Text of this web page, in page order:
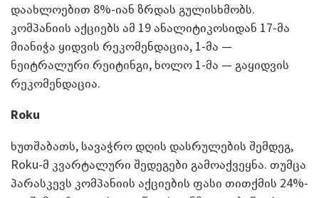
დაახლოებით 8%-იან ზრდას გულისხმობს.
კომპანიის აქციებს ამ 19 ანალიტიკოსიდან 17-მა
მიანიჭა ყიდვის რეკომენდაცია, 1-მა —
ნეიტრალური რეიტინგი, ხოლო 1-მა — გაყიდვის
რეკომენდაცია.
Roku
ხუთშაბათს, სავაჭრო დღის დასრულების შემდეგ,
Roku-მ კვარტალური შედეგები გამოაქვეყნა. თუმცა
პარასკევს კომპანიის აქციების ფასი თითქმის 24%-